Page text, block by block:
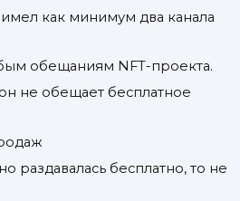
как минимум два канала
обещаниям NFT-проекта.
не обещает бесплатное
раздавалась бесплатно, то не